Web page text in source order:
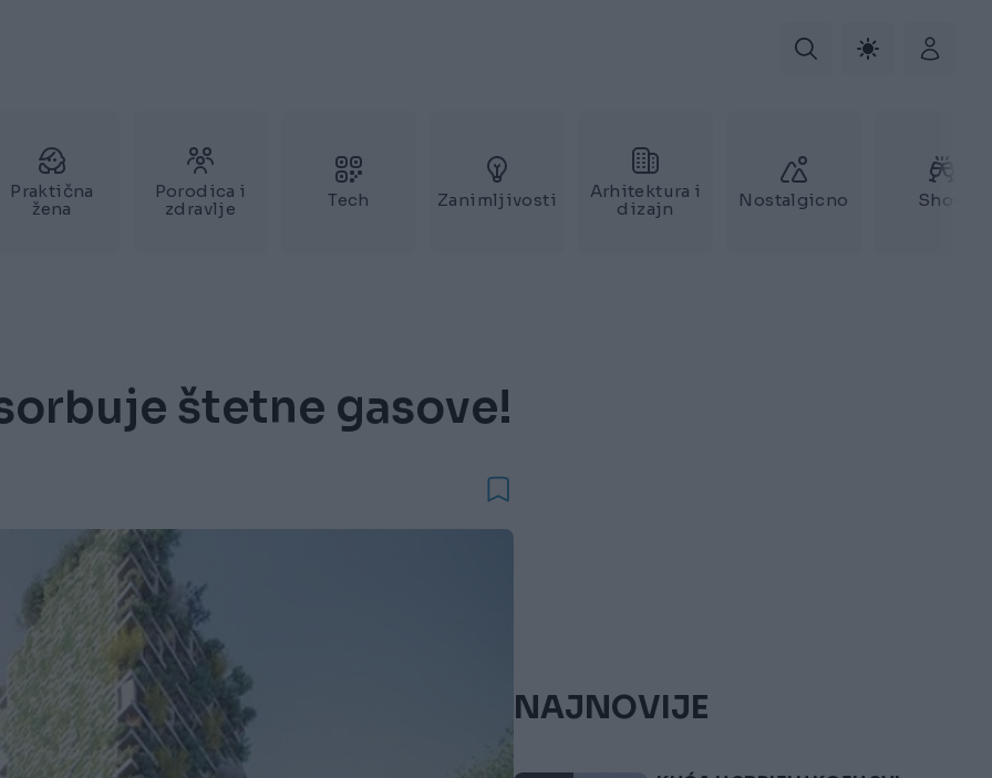
Praktična
žena
Porodica i
zdravlje
Tech Zanimljivosti
Arhitektura i
dizajn
Nostalgicno Show
štetne gasove!
NAJNOVIJE